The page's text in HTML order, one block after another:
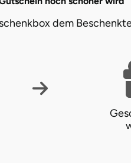
dem